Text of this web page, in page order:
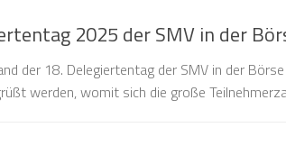
2025 der SMV in der
der 18. Delegiertentag der SMV in der
werden, womit sich die große